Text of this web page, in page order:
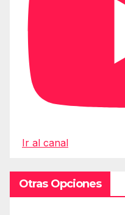
Ir al canal
Otras Opciones